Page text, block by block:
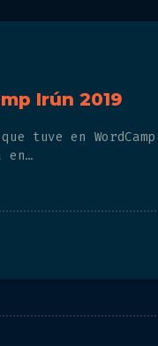
Irún 2019
tuve en
en…